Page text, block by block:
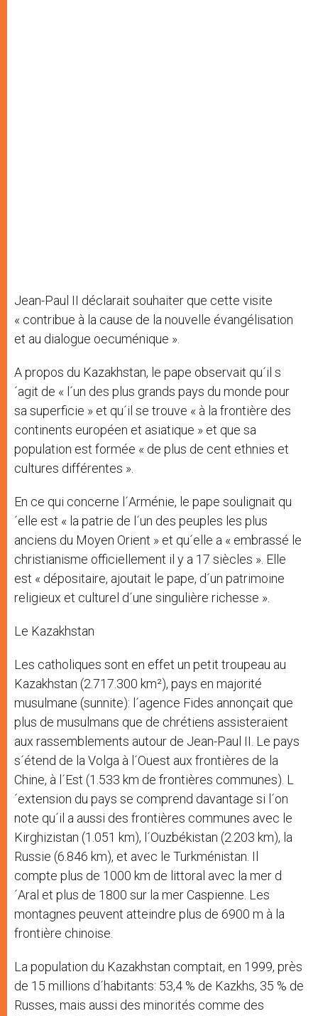
Jean-Paul II déclarait souhaiter que cette visite
« contribue à la cause de la nouvelle évangélisation
et au dialogue oecuménique ».
A propos du Kazakhstan, le pape observait qu´il s
´agit de « l´un des plus grands pays du monde pour
sa superficie » et qu´il se trouve « à la frontière des
continents européen et asiatique » et que sa
population est formée « de plus de cent ethnies et
cultures différentes ».
En ce qui concerne l´Arménie, le pape soulignait qu
´elle est « la patrie de l´un des peuples les plus
anciens du Moyen Orient » et qu´elle a « embrassé le
christianisme officiellement il y a 17 siècles ». Elle
est « dépositaire, ajoutait le pape, d´un patrimoine
religieux et culturel d´une singulière richesse ».
Le Kazakhstan
Les catholiques sont en effet un petit troupeau au
Kazakhstan (2.717.300 km²), pays en majorité
musulmane (sunnite): l´agence Fides annonçait que
plus de musulmans que de chrétiens assisteraient
aux rassemblements autour de Jean-Paul II. Le pays
s´étend de la Volga à l´Ouest aux frontières de la
Chine, à l´Est (1.533 km de frontières communes). L
´extension du pays se comprend davantage si l´on
note qu´il a aussi des frontières communes avec le
Kirghizistan (1.051 km), l´Ouzbékistan (2.203 km), la
Russie (6.846 km), et avec le Turkménistan. Il
compte plus de 1000 km de littoral avec la mer d
´Aral et plus de 1800 sur la mer Caspienne. Les
montagnes peuvent atteindre plus de 6900 m à la
frontière chinoise.
La population du Kazakhstan comptait, en 1999, près
de 15 millions d´habitants: 53,4 % de Kazkhs, 35 % de
Russes, mais aussi des minorités comme des